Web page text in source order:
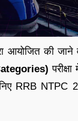
आयोजित की जाने
RRB NTPC